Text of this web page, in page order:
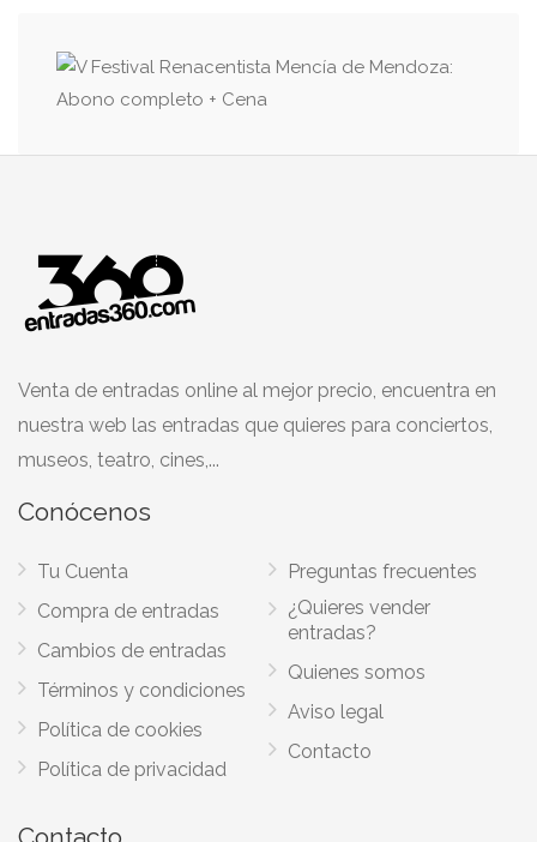
Venta de entradas online al mejor precio, encuentra en
nuestra web las entradas que quieres para conciertos,
museos, teatro, cines,...
Conócenos
Tu Cuenta
Compra de entradas
Cambios de entradas
Términos y condiciones
Política de cookies
Política de privacidad
Preguntas frecuentes
¿Quieres vender
entradas?
Quienes somos
Aviso legal
Contacto